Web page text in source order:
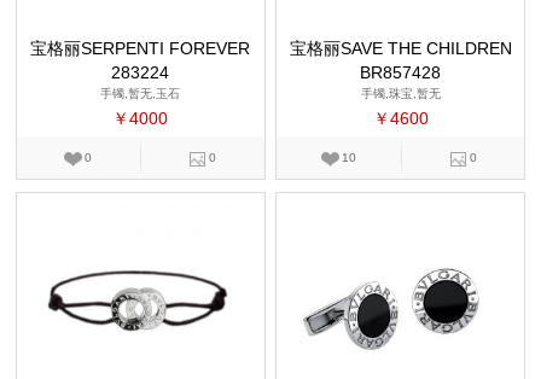
宝格丽SERPENTI FOREVER
283224
手镯,暂无,玉石
￥4000
0 0
宝格丽SAVE THE CHILDREN
BR857428
手镯,珠宝,暂无
￥4600
10 0